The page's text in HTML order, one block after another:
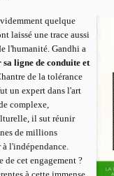
quelque
laissé une trace aussi
l'humanité. Gandhi a
sa ligne de conduite et
de la tolérance
un expert dans l'art
complexe,
il sut réunir
de millions
à l'indépendance.
de cet engagement ?